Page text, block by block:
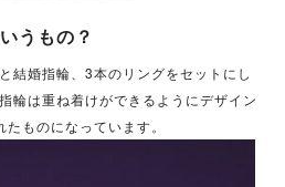
うもの？
結婚指輪、3本のリングをセットにし
輪は重ね着けができるようにデザイン
ものになっています。